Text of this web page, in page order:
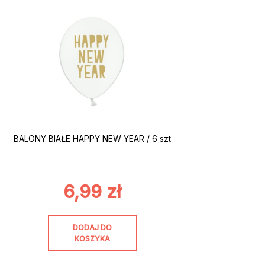
BALONY BIAŁE HAPPY NEW YEAR / 6 szt
6,99 zł
DODAJ DO
KOSZYKA